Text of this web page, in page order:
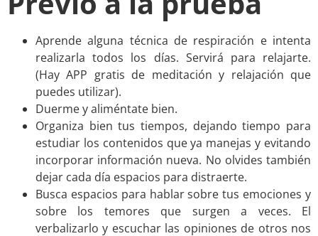
Aprende alguna técnica de respiración e intenta
realizarla todos los días. Servirá para relajarte.
(Hay APP gratis de meditación y relajación que
puedes utilizar).
Duerme y aliméntate bien.
Organiza bien tus tiempos, dejando tiempo para
estudiar los contenidos que ya manejas y evitando
incorporar información nueva. No olvides también
dejar cada día espacios para distraerte.
Busca espacios para hablar sobre tus emociones y
sobre los temores que surgen a veces. El
verbalizarlo y escuchar las opiniones de otros nos